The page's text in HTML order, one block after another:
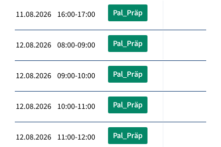
11.08.2026 16:00-17:00 Pal_Präp
12.08.2026 08:00-09:00 Pal_Präp
12.08.2026 09:00-10:00 Pal_Präp
12.08.2026 10:00-11:00 Pal_Präp
12.08.2026 11:00-12:00 Pal_Präp